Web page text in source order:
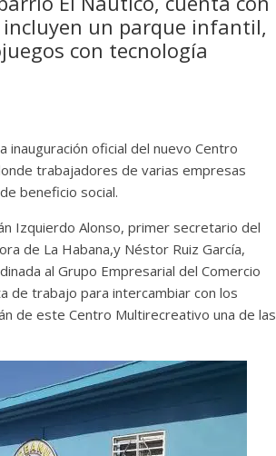
un parque infantil,
con tecnología
oficial del nuevo Centro
trabajadores de varias empresas
beneficio social.
Izquierdo Alonso, primer secretario del
de La Habana,y Néstor Ruiz García,
al Grupo Empresarial del Comercio
de trabajo para intercambiar con los
de este Centro Multirecreativo una de las